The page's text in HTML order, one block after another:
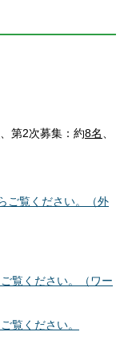
、第2次募集：約8名
ご覧ください。（外
覧ください。（ワー
覧ください。